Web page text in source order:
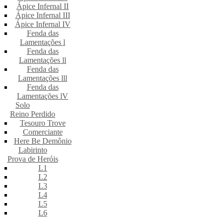
Ápice Infernal II
Ápice Infernal III
Ápice Infernal IV
Fenda das
Lamentações l
Fenda das
Lamentações ll
Fenda das
Lamentações lll
Fenda das
Lamentações lV
Solo
Reino Perdido
Tesouro Trove
Comerciante
Here Be Demônio
Labirinto
Prova de Heróis
L1
L2
L3
L4
L5
L6